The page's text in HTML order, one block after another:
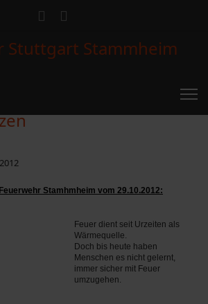
Stamhmheim vom 29.10.2012:
Feuer dient seit Urzeiten als
Wärmequelle.
Doch bis heute haben
Menschen es nicht gelernt,
immer sicher mit Feuer
umzugehen.